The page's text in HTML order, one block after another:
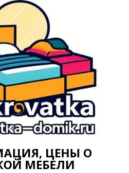
ЦЕНЫ О
МЕБЕЛИ